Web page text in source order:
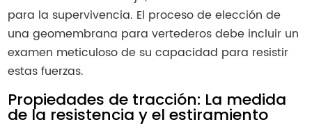
para la supervivencia. El proceso de elección de
una geomembrana para vertederos debe incluir un
examen meticuloso de su capacidad para resistir
estas fuerzas.
Propiedades de tracción: La medida
de la resistencia y el estiramiento